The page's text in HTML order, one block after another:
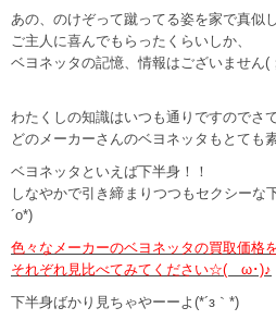
あの、のけぞって蹴ってる姿を家で真似し
ご主人に喜んでもらったくらいしか、
ベヨネッタの記憶、情報はございません(
わたくしの知識はいつも通りですのでさて
どのメーカーさんのベヨネッタもとて
ベヨネッタといえば下半身！！
しなやかで引き締まりつつもセクシーな
´o*)
色々なメーカーのベヨネッタの買取価格
それぞれ見比べてみてください☆(ゝω･)♪
下半身ばかり見ちゃやーーよ(*´з｀*)